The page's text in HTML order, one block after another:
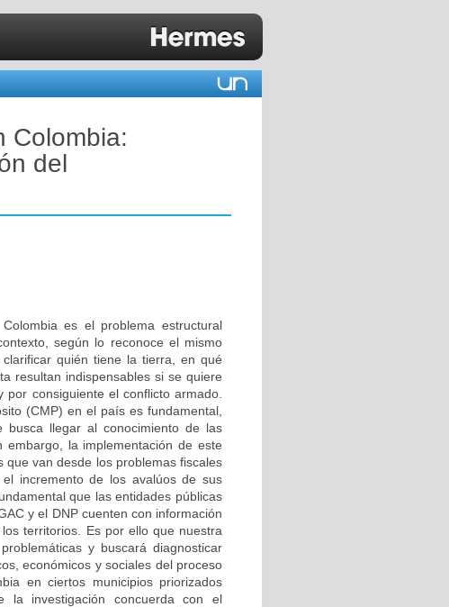
Colombia:
del
es el problema estructural
según lo reconoce el mismo
quién tiene la tierra, en qué
resultan indispensables si se quiere
consiguiente el conflicto armado.
(CMP) en el país es fundamental,
busca llegar al conocimiento de las
la implementación de este
van desde los problemas fiscales
incremento de los avalúos de sus
que las entidades públicas
y el DNP cuenten con información
territorios. Es por ello que nuestra
y buscará diagnosticar
económicos y sociales del proceso
en ciertos municipios priorizados
investigación concuerda con el